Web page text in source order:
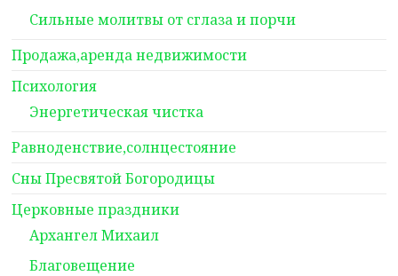
Сильные молитвы от сглаза и порчи
Продажа,аренда недвижимости
Психология
Энергетическая чистка
Равноденствие,солнцестояние
Сны Пресвятой Богородицы
Церковные праздники
Архангел Михаил
Благовещение